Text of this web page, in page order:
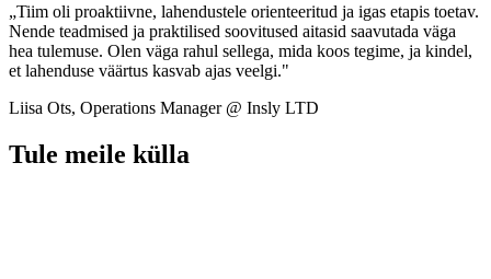
„Tiim oli proaktiivne, lahendustele orienteeritud ja igas etapis toetav.
Nende teadmised ja praktilised soovitused aitasid saavutada väga
hea tulemuse. Olen väga rahul sellega, mida koos tegime, ja kindel,
et lahenduse väärtus kasvab ajas veelgi."
Liisa Ots, Operations Manager @ Insly LTD
Tule meile külla